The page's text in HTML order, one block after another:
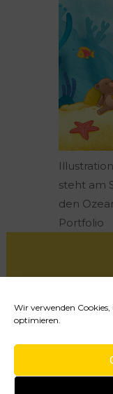
Wir verwenden
optimieren.
steht am
den
Portfolio